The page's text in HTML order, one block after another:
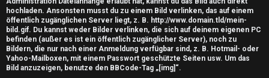
hochladen. Ansonsten musst du zu einem Bild verlinken, das auf einem
öffentlich zugänglichen Server liegt, z. B. http://www.domain.tld/mein-
bild.gif. Du kannst weder Bilder verlinken, die sich auf deinem eigenen PC
befinden (außer es ist ein öffentlich zugänglicher Server), noch zu
Bildern, die nur nach einer Anmeldung verfügbar sind, z. B. Hotmail- oder
Yahoo-Mailboxen, mit einem Passwort geschützte Seiten usw. Um das
Bild anzuzeigen, benutze den BBCode-Tag „[img]“.
a
l
k